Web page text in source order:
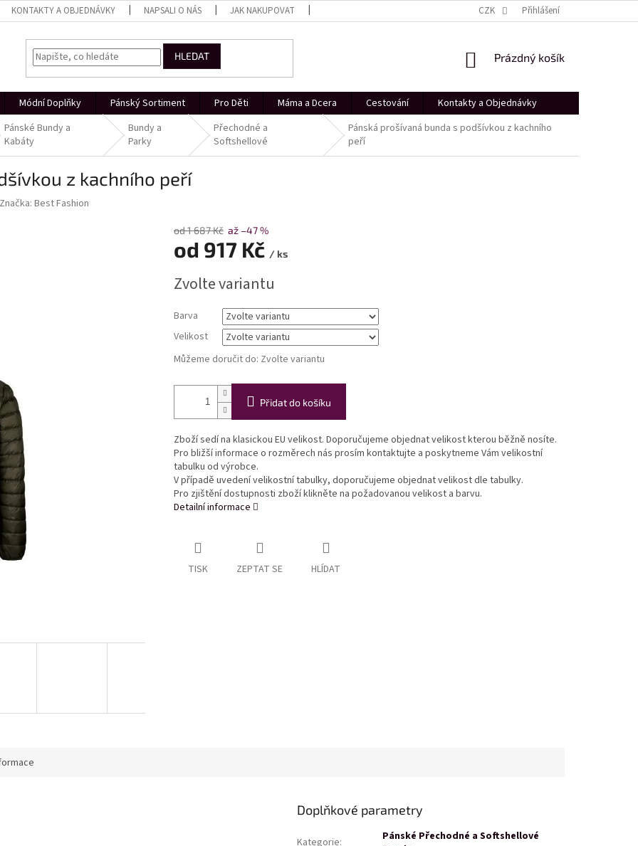
KONTAKTY A OBJEDNÁVKY NAPSALI O NÁS JAK NAKUPOVAT DÁRKOVÝ POUKÁZ SHOWROOM PRAHA
CZK Přihlášení
HLEDAT
NÁKUPNÍ
Prázdný košík
Módní Doplňky Pánský Sortiment Pro Děti Máma a Dcera Cestování Kontakty a Objednávky
Pánské Bundy a
Kabáty
Bundy a
Parky
Přechodné a
Softshellové
Pánská prošívaná bunda s podšívkou z kachního
peří
z kachního peří
Značka:Best Fashion
od 1 687 Kč až –47 %
od 917 Kč / ks
cena:
Zvolte variantu
Barva
Velikost
Můžeme doručit do: Zvolte variantu
Přidat do košíku
Zboží sedí na klasickou EU velikost. Doporučujeme objednat velikost kterou běžně nosíte.
Pro bližší informace o rozměrech nás prosím kontaktujte a poskytneme Vám velikostní
tabulku od výrobce.
V případě uvedení velikostní tabulky, doporučujeme objednat velikost dle tabulky.
Pro zjištění dostupnosti zboží klikněte na požadovanou velikost a barvu.
Detailní informace
TISK ZEPTAT SE HLÍDAT
Doplňkové parametry
Kategorie:
Pánské Přechodné a Softshellové